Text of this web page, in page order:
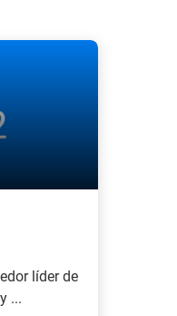
líder de
...